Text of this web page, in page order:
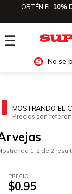
OBTÉN EL 10%
☰
No se
MOSTRANDO EL
Precios son
1–2 de 2
PRECIO
$0.95